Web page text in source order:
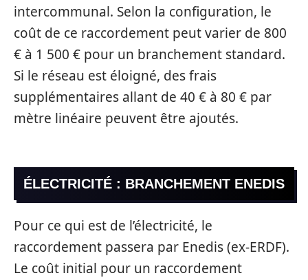
intercommunal. Selon la configuration, le
coût de ce raccordement peut varier de 800
€ à 1 500 € pour un branchement standard.
Si le réseau est éloigné, des frais
supplémentaires allant de 40 € à 80 € par
mètre linéaire peuvent être ajoutés.
ÉLECTRICITÉ : BRANCHEMENT ENEDIS
Pour ce qui est de l’électricité, le
raccordement passera par Enedis (ex-ERDF).
Le coût initial pour un raccordement